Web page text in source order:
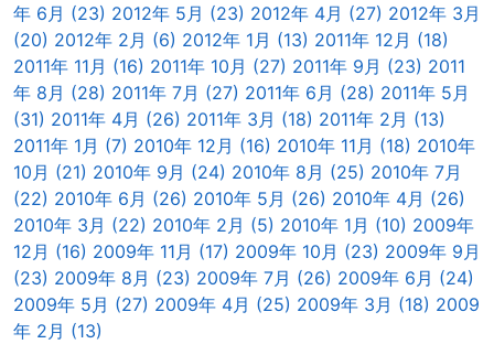
年 6月 (23) 2012年 5月 (23) 2012年 4月 (27) 2012年 3月
(20) 2012年 2月 (6) 2012年 1月 (13) 2011年 12月 (18)
2011年 11月 (16) 2011年 10月 (27) 2011年 9月 (23) 2011
年 8月 (28) 2011年 7月 (27) 2011年 6月 (28) 2011年 5月
(31) 2011年 4月 (26) 2011年 3月 (18) 2011年 2月 (13)
2011年 1月 (7) 2010年 12月 (16) 2010年 11月 (18) 2010年
10月 (21) 2010年 9月 (24) 2010年 8月 (25) 2010年 7月
(22) 2010年 6月 (26) 2010年 5月 (26) 2010年 4月 (26)
2010年 3月 (22) 2010年 2月 (5) 2010年 1月 (10) 2009年
12月 (16) 2009年 11月 (17) 2009年 10月 (23) 2009年 9月
(23) 2009年 8月 (23) 2009年 7月 (26) 2009年 6月 (24)
2009年 5月 (27) 2009年 4月 (25) 2009年 3月 (18) 2009
年 2月 (13)